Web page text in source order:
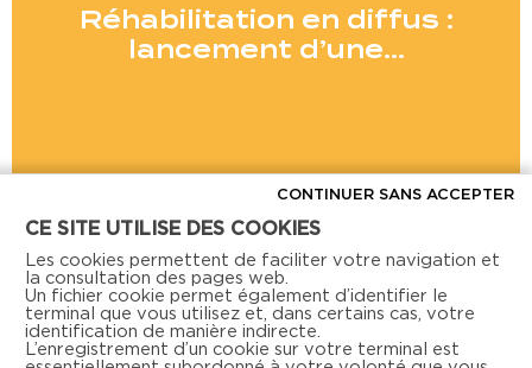
Réhabilitation en diffus :
lancement d’une…
Voir toutes les actus
CE SITE UTILISE DES COOKIES
Les cookies permettent de faciliter votre navigation et
la consultation des pages web.
Un fichier cookie permet également d’identifier le
terminal que vous utilisez et, dans certains cas, votre
identification de manière indirecte.
L’enregistrement d’un cookie sur votre terminal est
CONTINUER SANS ACCEPTER